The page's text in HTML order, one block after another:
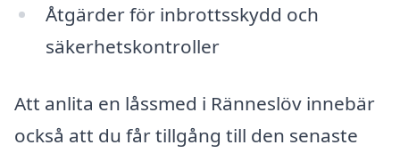
Åtgärder för inbrottsskydd och
säkerhetskontroller
Att anlita en låssmed i Ränneslöv innebär
också att du får tillgång till den senaste